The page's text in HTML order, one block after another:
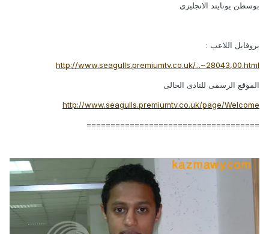
بوسطن يونايتد الانجليزى
بروفايل اللاعب :
http://www.seagulls.premiumtv.co.uk/...~28043,00.html
الموقع الرسمى للنادى الحالى
http://www.seagulls.premiumtv.co.uk/page/Welcome
====================================